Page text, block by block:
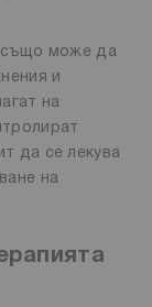
също може да
и
на
да се лекува
на